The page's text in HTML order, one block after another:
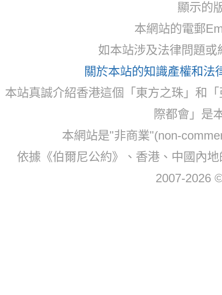
顯示的
本網站的電郵
如本站涉及法律問題
關於本站的知識產權和法
本站真誠介紹香港這個「東方之珠」和
際都會」是
本網站是"非商業"(non-
依據《伯爾尼公約》、香港、中國內
2007-2026